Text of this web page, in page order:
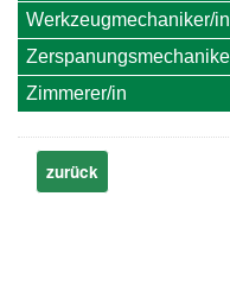
Werkzeugmechaniker/in
Zimmerer/in
zurück